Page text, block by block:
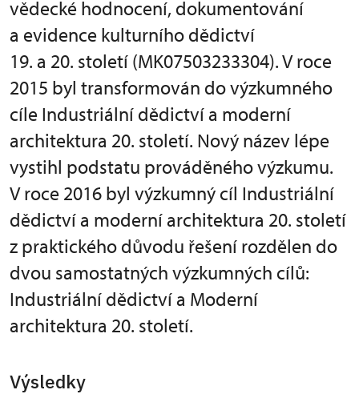
vědecké hodnocení, dokumentování
a evidence kulturního dědictví
19. a 20. století (MK07503233304). V roce
2015 byl transformován do výzkumného
cíle Industriální dědictví a moderní
architektura 20. století. Nový název lépe
vystihl podstatu prováděného výzkumu.
V roce 2016 byl výzkumný cíl Industriální
dědictví a moderní architektura 20. století
z praktického důvodu řešení rozdělen do
dvou samostatných výzkumných cílů:
Industriální dědictví a Moderní
architektura 20. století.
Výsledky